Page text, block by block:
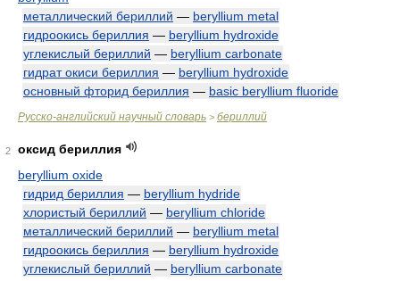
металлический бериллий — beryllium metal
гидроокись бериллия — beryllium hydroxide
углекислый бериллий — beryllium carbonate
гидрат окиси бериллия — beryllium hydroxide
основный фторид бериллия — basic beryllium fluoride
Русско-английский научный словарь > бериллий
2
оксид бериллия
beryllium oxide
гидрид бериллия — beryllium hydride
хлористый бериллий — beryllium chloride
металлический бериллий — beryllium metal
гидроокись бериллия — beryllium hydroxide
углекислый бериллий — beryllium carbonate